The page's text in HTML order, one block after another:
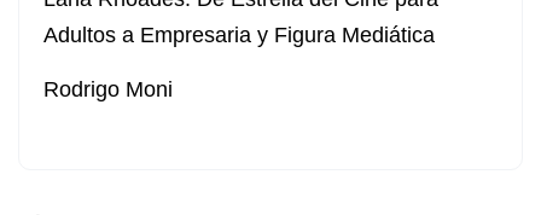
Adultos a Empresaria y Figura Mediática
Rodrigo Moni